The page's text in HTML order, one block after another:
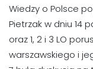
Wiedzy o Polsce
Pietrzak w dniu 14
oraz 1, 2 i 3 LO
warszawskiego i